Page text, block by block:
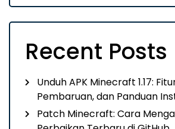
Recent Posts
Unduh APK Minecraft 1.17:
Pembaruan, dan Panduan
Patch Minecraft: Cara